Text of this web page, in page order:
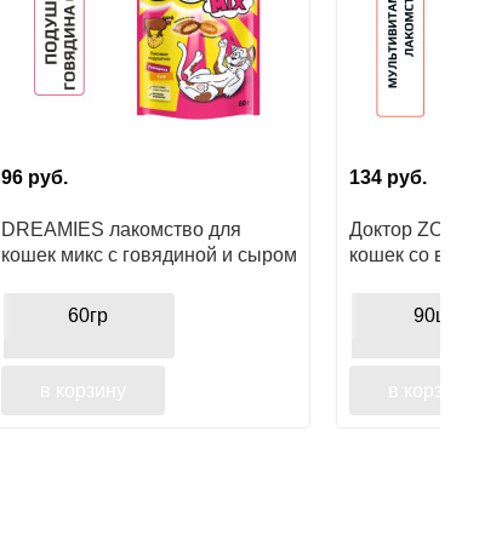
96руб.
DREAMIES лакомство для
кошек микс с говядиной и сыром
60гр
134 руб.
Доктор ZOO
кошек со
90шт